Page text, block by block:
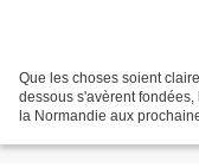
Que les choses soient
dessous s'avèrent
la Normandie aux